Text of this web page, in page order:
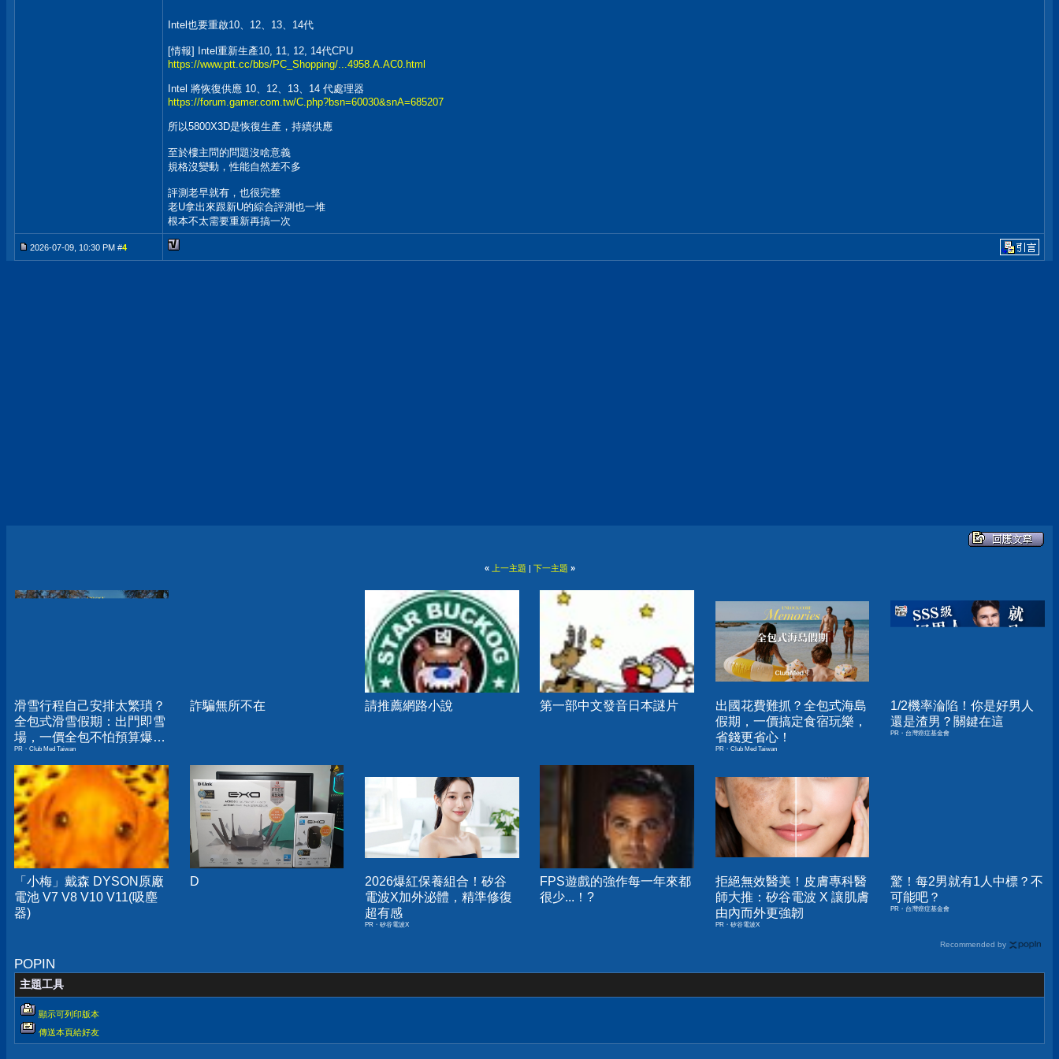
Intel也要重啟10、12、13、14代
[情報] Intel重新生產10, 11, 12, 14代CPU
https://www.ptt.cc/bbs/PC_Shopping/...4958.A.AC0.html
Intel 將恢復供應 10、12、13、14 代處理器
https://forum.gamer.com.tw/C.php?bsn=60030&snA=685207
所以5800X3D是恢復生產，持續供應
至於樓主問的問題沒啥意義
規格沒變動，性能自然差不多
評測老早就有，也很完整
老U拿出來跟新U的綜合評測也一堆
根本不太需要重新再搞一次
2026-07-09, 10:30 PM #4
« 上一主題 | 下一主題 »
滑雪行程自己安排太繁瑣？
全包式滑雪假期：出門即雪
場，一價全包不怕預算爆
表！
PR・Club Med Taiwan
詐騙無所不在 請推薦網路小說 第一部中文發音日本謎片
出國花費難抓？全包式海島
假期，一價搞定食宿玩樂，
省錢更省心！
PR・Club Med Taiwan
1/2機率淪陷！你是好男人
還是渣男？關鍵在這
PR・台灣癌症基金會
「小梅」戴森 DYSON原廠
電池 V7 V8 V10 V11(吸塵
器)
D
2026爆紅保養組合！矽谷
電波X加外泌體，精準修復
超有感
PR・矽谷電波X
FPS遊戲的強作每一年來都
很少...！?
拒絕無效醫美！皮膚專科醫
師大推：矽谷電波 X 讓肌膚
由內而外更強韌
PR・矽谷電波X
驚！每2男就有1人中標？不
可能吧？
PR・台灣癌症基金會
Recommended by
POPIN
主題工具
顯示可列印版本
傳送本頁給好友